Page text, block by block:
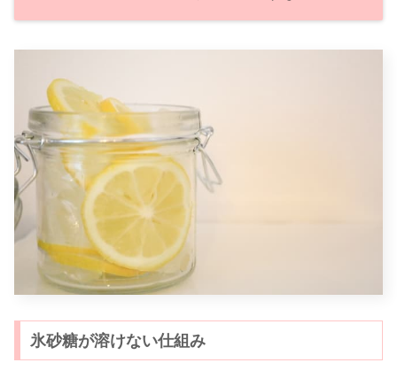
氷砂糖が溶けない仕組み